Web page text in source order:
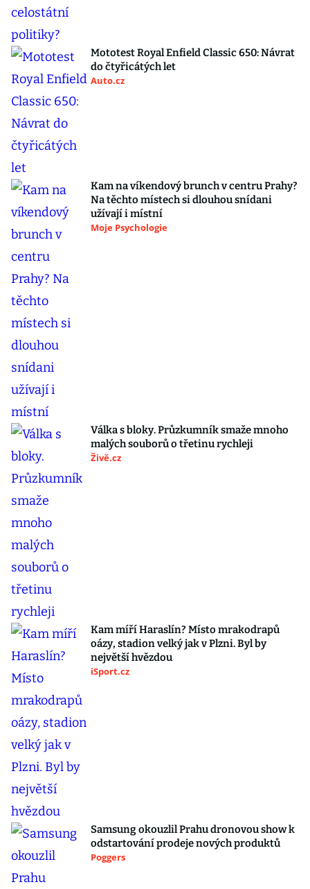
Mototest Royal Enfield Classic 650: Návrat
do čtyřicátých let
Auto.cz
Kam na víkendový brunch v centru Prahy?
Na těchto místech si dlouhou snídani
užívají i místní
Moje Psychologie
Válka s bloky. Průzkumník smaže mnoho
malých souborů o třetinu rychleji
Živě.cz
Kam míří Haraslín? Místo mrakodrapů
oázy, stadion velký jak v Plzni. Byl by
největší hvězdou
iSport.cz
Samsung okouzlil Prahu dronovou show k
odstartování prodeje nových produktů
Poggers